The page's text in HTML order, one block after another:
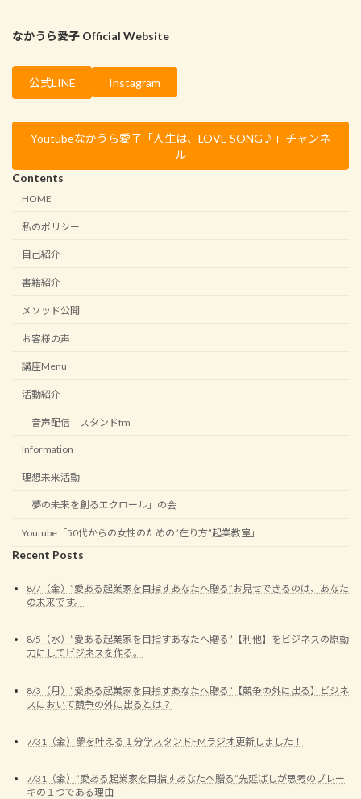
なかうら愛子 Official Website
公式LINE Instagram
Youtubeなかうら愛子「人生は、LOVE SONG♪」チャンネ
ル
Contents
HOME
私のポリシー
自己紹介
書籍紹介
メソッド公開
お客様の声
講座Menu
活動紹介
音声配信 スタンドfm
Information
理想未来活動
夢の未来を創るエクロール」の会
Youtube「50代からの女性のための”在り方”起業教室」
Recent Posts
8/7（金）”愛ある起業家を目指すあなたへ贈る”お見せできるのは、あなた
の未来です。
8/5（水）”愛ある起業家を目指すあなたへ贈る”【利他】をビジネスの原動
力にしてビジネスを作る。
8/3（月）”愛ある起業家を目指すあなたへ贈る”【競争の外に出る】ビジネ
スにおいて競争の外に出るとは？
7/31（金）夢を叶える１分学スタンドFMラジオ更新しました！
7/31（金）”愛ある起業家を目指すあなたへ贈る”先延ばしが思考のブレー
キの１つである理由